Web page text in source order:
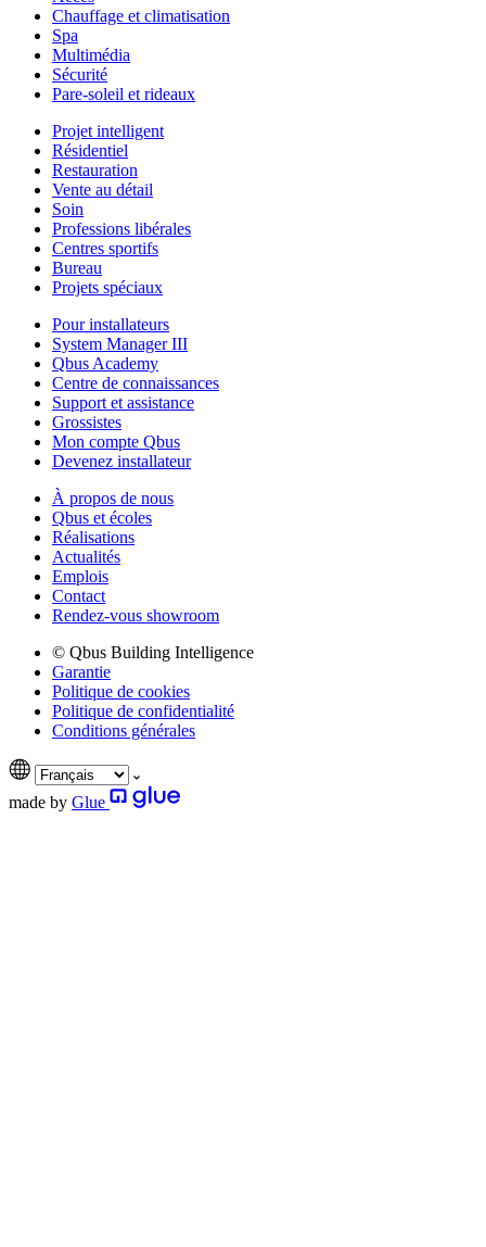
Chauffage et climatisation
Spa
Multimédia
Sécurité
Pare-soleil et rideaux
Projet intelligent
Résidentiel
Restauration
Vente au détail
Soin
Professions libérales
Centres sportifs
Bureau
Projets spéciaux
Pour installateurs
System Manager III
Qbus Academy
Centre de connaissances
Support et assistance
Grossistes
Mon compte Qbus
Devenez installateur
À propos de nous
Qbus et écoles
Réalisations
Actualités
Emplois
Contact
Rendez-vous showroom
© Qbus Building Intelligence
Garantie
Politique de cookies
Politique de confidentialité
Conditions générales
made by Glue